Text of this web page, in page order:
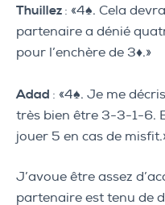
Thuillez : «4♠. Cela
partenaire a dénié
pour l’enchère de 3♦.»
Adad : «4♠. Je me
très bien être 3-3-1-6.
jouer 5 en cas de
J’avoue être assez
partenaire est tenu de